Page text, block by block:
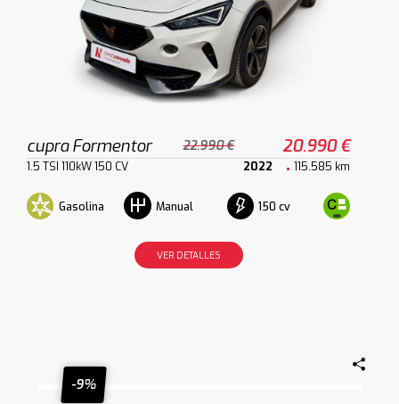
cupra Formentor 22.990 € 20.990 €
1.5 TSI 110kW 150 CV 2022 115.585 km
Gasolina Manual 150 cv
VER DETALLES
-9%